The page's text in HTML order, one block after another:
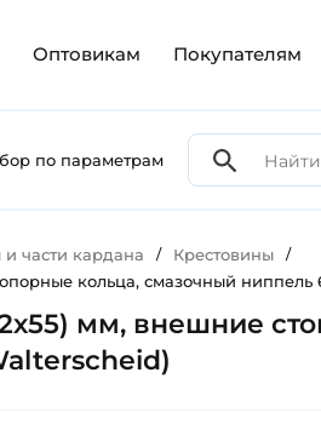
Оптовикам Покупателям
по параметрам
части кардана / Крестовины /
кольца, смазочный ниппель
мм, внешние